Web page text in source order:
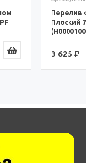
Слив-
Clack
2 267 ₽